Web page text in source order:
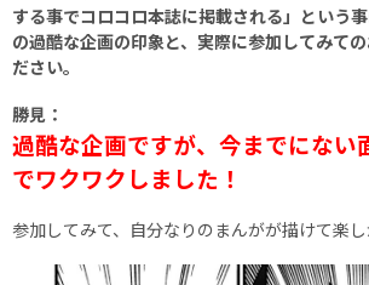
する事でコロコロ本誌に掲載される」という
の過酷な企画の印象と、実際に参加してみて
ださい。
勝見：
過酷な企画ですが、今までにない
でワクワクしました！
参加してみて、自分なりのまんがが描けて楽